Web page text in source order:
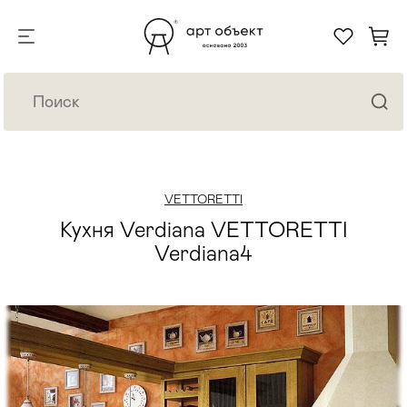
VETTORETTI
Кухня Verdiana VETTORETTI
Verdiana4